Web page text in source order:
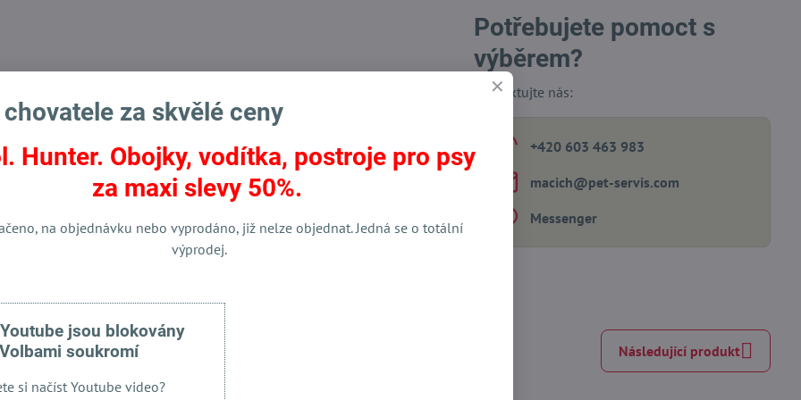
výprodej chovatelských potřeb
Potřebujete pomoct s
výběrem?
Kontaktujte nás:
+420 603 463 983
macich​@pet-servis​.com
Messenger
Následující produkt
za skvělé ceny
Hunter. Obojky, vodítka, postroje pro psy
za maxi slevy 50%.
na objednávku nebo vyprodáno, již nelze objednat. Jedná se o totální
výprodej.
jsou blokovány
Volbami soukromí
si načíst Youtube video?